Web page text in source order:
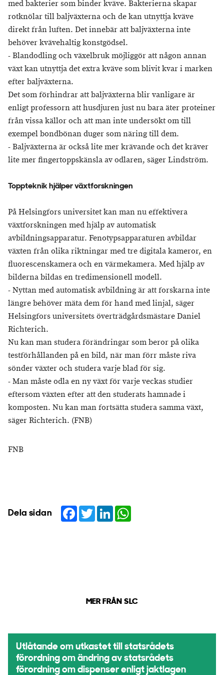
med bakterier som binder kväve. Bakterierna skapar
rotknölar till baljväxterna och de kan utnyttja kväve
direkt från luften. Det innebär att baljväxterna inte
behöver kvävehaltig konstgödsel.
- Blandodling och växelbruk möjliggör att någon annan
växt kan utnyttja det extra kväve som blivit kvar i marken
efter baljväxterna.
Det som förhindrar att baljväxterna blir vanligare är
enligt professorn att husdjuren just nu bara äter proteiner
från vissa källor och att man inte undersökt om till
exempel bondbönan duger som näring till dem.
- Baljväxterna är också lite mer krävande och det kräver
lite mer fingertoppskänsla av odlaren, säger Lindström.
Toppteknik hjälper växtforskningen
På Helsingfors universitet kan man nu effektivera
växtforskningen med hjälp av automatisk
avbildningsapparatur. Fenotypsapparaturen avbildar
växten från olika riktningar med tre digitala kameror, en
fluorescenskamera och en värmekamera. Med hjälp av
bilderna bildas en tredimensionell modell.
- Nyttan med automatisk avbildning är att forskarna inte
längre behöver mäta dem för hand med linjal, säger
Helsingfors universitets överträdgårdsmästare Daniel
Richterich.
Nu kan man studera förändringar som beror på olika
testförhållanden på en bild, när man förr måste riva
sönder växter och studera varje blad för sig.
- Man måste odla en ny växt för varje veckas studier
eftersom växten efter att den studerats hamnade i
komposten. Nu kan man fortsätta studera samma växt,
säger Richterich. (FNB)
FNB
Dela sidan Facebook
TwitterLinkedIn
MER FRÅN SLC
Utlåtande om utkastet till statsrådets
förordning om ändring av statsrådets
förordning om dispenser enligt jaktlagen